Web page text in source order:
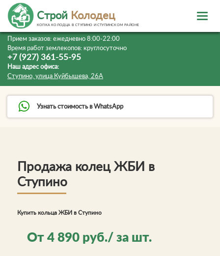
Прием заказов: ежедневно 8:00-22:00
Время работ землекопов: круглосуточно
+7 (927) 361-55-95
Наш адрес офиса:
Ступино, улица Куйбышева, 26А
Узнать стоимость в WhatsApp
Строй Колодец
КОПКА КОЛОДЦА В СТУПИНО И СТУПИНСКОМ РАЙОНЕ
Продажа колец ЖБИ в
Ступино
Купить кольца ЖБИ в Ступино
От 4 890 руб./ за шт.